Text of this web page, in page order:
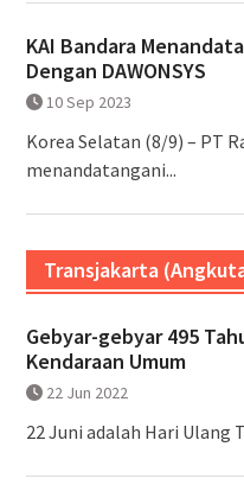
KAI Bandara
Dengan DAWONSYS
10 Sep 2023
Korea Selatan (8/9) – PT
menandatangani...
Transjakarta
Gebyar-gebyar 495
Kendaraan Umum
22 Jun 2022
22 Juni adalah Hari Ulang